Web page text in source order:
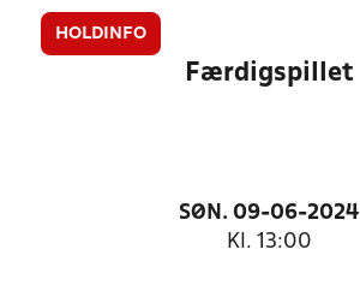
HOLDINFO
Færdigspillet
SØN. 09-06-2024
Kl. 13:00